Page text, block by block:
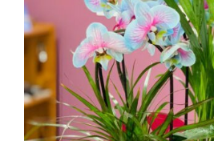
AÑADIR AL
DETALLES